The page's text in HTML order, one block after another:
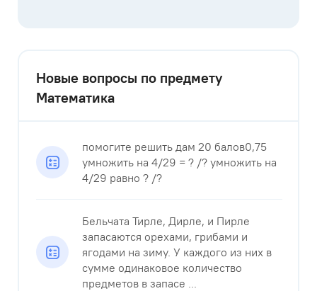
Новые вопросы по предмету
Математика
помогите решить дам 20 балов0,75
умножить на 4/29 = ? /? умножить на
4/29 равно ? /?
Бельчата Тирле, Дирле, и Пирле
запасаются орехами, грибами и
ягодами на зиму. У каждого из них в
сумме одинаковое количество
предметов в запасе ...